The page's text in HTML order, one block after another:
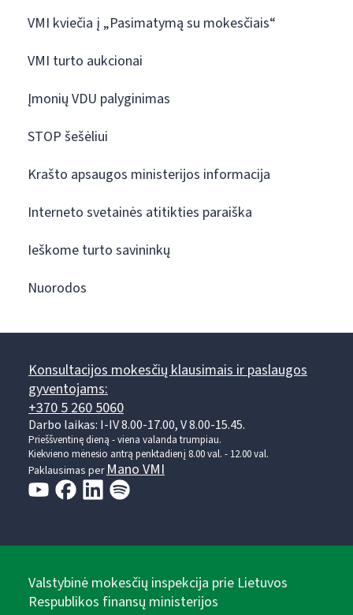
VMI kviečia į „Pasimatymą su mokesčiais“
VMI turto aukcionai
Įmonių VDU palyginimas
STOP šešėliui
Krašto apsaugos ministerijos informacija
Interneto svetainės atitikties paraiška
Ieškome turto savininkų
Nuorodos
Konsultacijos mokesčių klausimais ir paslaugos
gyventojams:
+370 5 260 5060
Darbo laikas: I-IV 8.00-17.00, V 8.00-15.45.
Prieššventinę dieną - viena valanda trumpiau.
Kiekvieno mėnesio antrą penktadienį 8.00 val. - 12.00 val.
Paklausimas perMano VMI
Valstybinė mokesčių inspekcija prie Lietuvos
Respublikos finansų ministerijos